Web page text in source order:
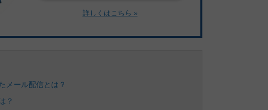
詳しくはこちら »
メール配信とは？
？